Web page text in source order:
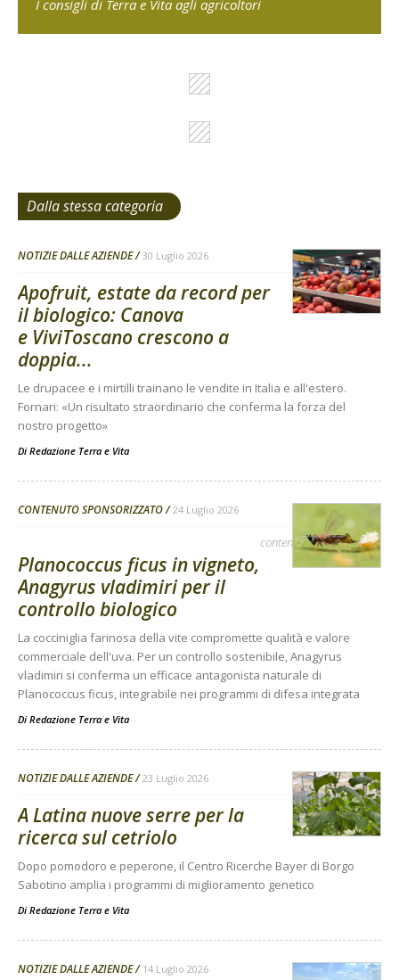
I consigli di Terra e Vita agli agricoltori
Dalla stessa categoria
NOTIZIE DALLE AZIENDE 30 Luglio 2026
Apofruit, estate da record per
il biologico: Canova
e ViviToscano crescono a
doppia...
Le drupacee e i mirtilli trainano le vendite in Italia e all'estero.
Fornari: «Un risultato straordinario che conferma la forza del
nostro progetto»
Di Redazione Terra e Vita
CONTENUTO SPONSORIZZATO 24 Luglio 2026
contenuto sponsorizzato
Planococcus ficus in vigneto,
Anagyrus vladimiri per il
controllo biologico
La cocciniglia farinosa della vite compromette qualità e valore
commerciale dell'uva. Per un controllo sostenibile, Anagyrus
vladimiri si conferma un efficace antagonista naturale di
Planococcus ficus, integrabile nei programmi di difesa integrata
Di Redazione Terra e Vita -
NOTIZIE DALLE AZIENDE 23 Luglio 2026
A Latina nuove serre per la
ricerca sul cetriolo
Dopo pomodoro e peperone, il Centro Ricerche Bayer di Borgo
Sabotino amplia i programmi di miglioramento genetico
Di Redazione Terra e Vita
NOTIZIE DALLE AZIENDE 14 Luglio 2026